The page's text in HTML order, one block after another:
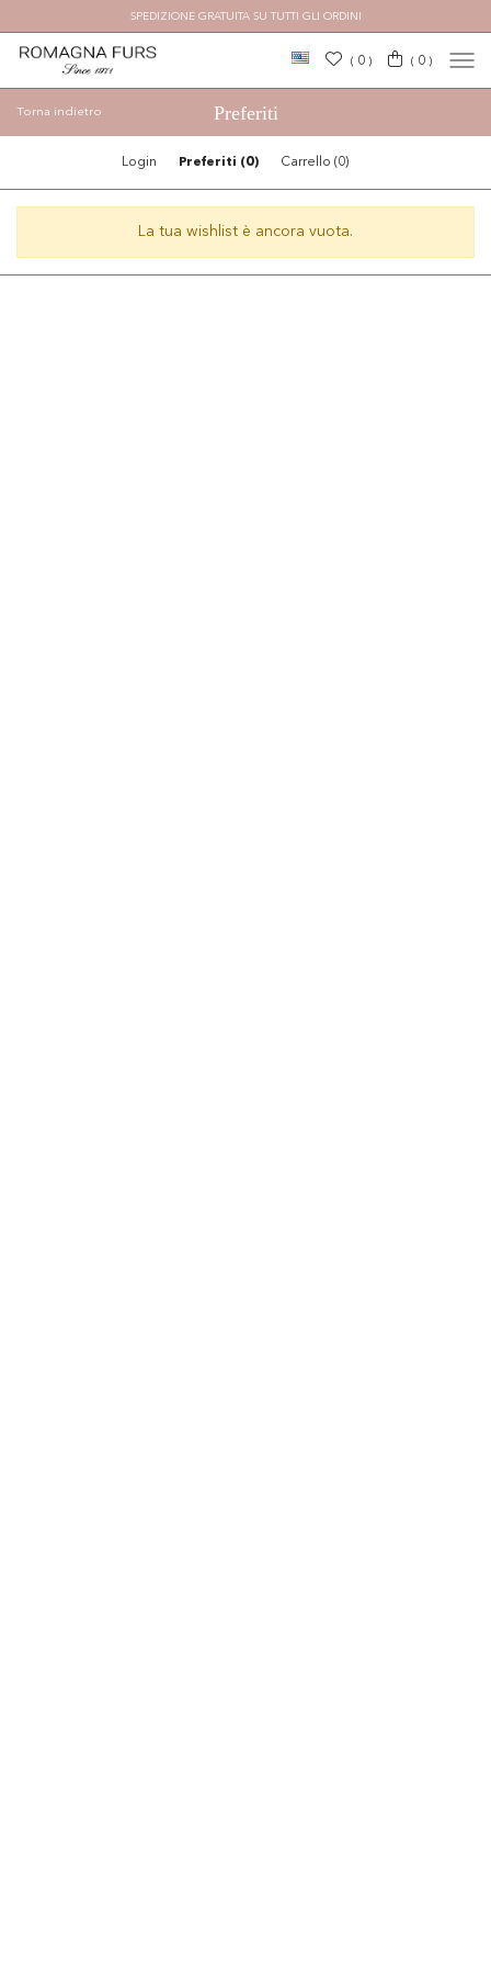
SPEDIZIONE GRATUITA SU TUTTI GLI ORDINI
( 0) ( 0 )
Torna indietro Preferiti
Login Preferiti (0) Carrello (0)
La tua wishlist è ancora vuota.